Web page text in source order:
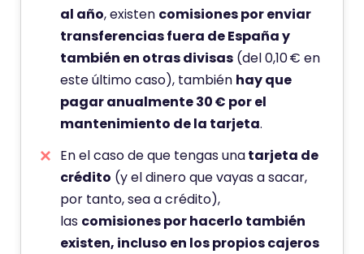
al año, existen comisiones por enviar
transferencias fuera de España y
también en otras divisas (del 0,10 € en
este último caso), también hay que
pagar anualmente 30 € por el
mantenimiento de la tarjeta.
En el caso de que tengas unatarjeta de
crédito (y el dinero que vayas a sacar,
por tanto, sea a crédito),
las comisiones por hacerlo también
existen, incluso en los propios cajeros